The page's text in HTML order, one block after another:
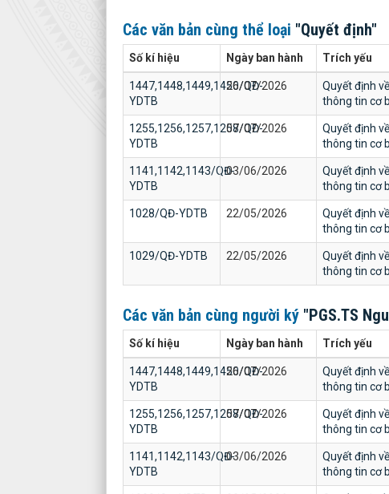
Các văn bản cùng thể loại "Quyết định"
Số kí hiệu Ngày ban hành Trích yếu
1447,1448,1449,1450/QĐ-
YDTB
26/07/2026
Quyết định
thông tin cơ
1255,1256,1257,1258/QĐ-
YDTB
07/07/2026
Quyết định
thông tin cơ
1141,1142,1143/QĐ-
YDTB
03/06/2026
Quyết định
thông tin cơ
1028/QĐ-YDTB 22/05/2026
Quyết định
thông tin cơ
1029/QĐ-YDTB 22/05/2026
Quyết định
thông tin cơ
Các văn bản cùng người ký "PGS.TS
Số kí hiệu Ngày ban hành Trích yếu
1447,1448,1449,1450/QĐ-
YDTB
26/07/2026
Quyết định
thông tin cơ
1255,1256,1257,1258/QĐ-
YDTB
07/07/2026
Quyết định
thông tin cơ
1141,1142,1143/QĐ-
YDTB
03/06/2026
Quyết định
thông tin cơ